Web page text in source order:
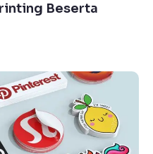
Beserta